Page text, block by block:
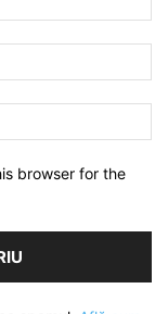
browser for the